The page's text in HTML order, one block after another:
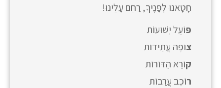
חָטָאנוּ לְפָנֶיךָ, רַחֵם עָלֵינוּ!
פּוֹעֵל יְשׁוּעוֹת
צוֹפֶה עֲתִידוֹת
קוֹרֵא הַדּוֹרוֹת
רוֹכֵב עֲרָבוֹת